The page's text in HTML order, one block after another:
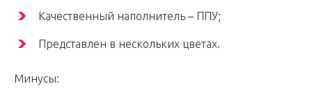
Качественный наполнитель – ППУ;
Представлен в нескольких цветах.
Минусы: